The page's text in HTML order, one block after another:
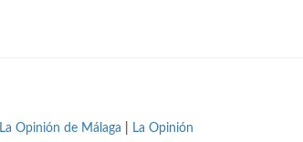
La Opinión de Málaga La Opinión